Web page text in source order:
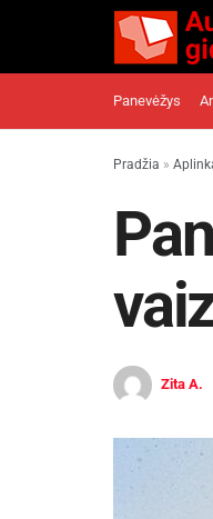
Panevėžys
Pradžia »
Zita A.